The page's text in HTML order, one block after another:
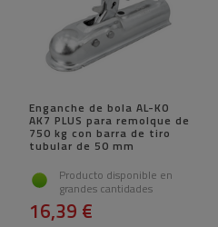
Enganche de bola AL-KO
AK7 PLUS para remolque de
750 kg con barra de tiro
tubular de 50 mm
Producto disponible en
grandes cantidades
16,39 €